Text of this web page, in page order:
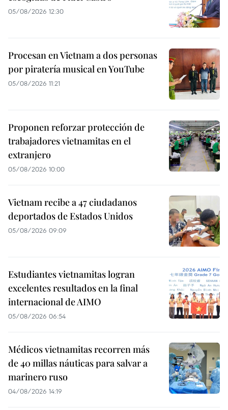
05/08/2026 12:30
Procesan en Vietnam a dos personas
por piratería musical en YouTube
05/08/2026 11:21
Proponen reforzar protección de
trabajadores vietnamitas en el
extranjero
05/08/2026 10:00
Vietnam recibe a 47 ciudadanos
deportados de Estados Unidos
05/08/2026 09:09
Estudiantes vietnamitas logran
excelentes resultados en la final
internacional de AIMO
05/08/2026 06:54
Médicos vietnamitas recorren más
de 40 millas náuticas para salvar a
marinero ruso
04/08/2026 14:19